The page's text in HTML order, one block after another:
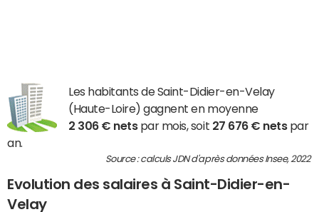
Les habitants de Saint-Didier-en-Velay
(Haute-Loire) gagnent en moyenne
2 306 € netspar mois, soit 27 676 € netspar
an.
Source : calculs JDN d'après données Insee, 2022
Evolution des salaires à Saint-Didier-en-
Velay